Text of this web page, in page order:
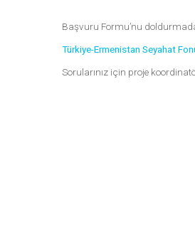
Başvuru Formu’nu
Türkiye-Ermenistan Seyahat
Sorularınız için proje